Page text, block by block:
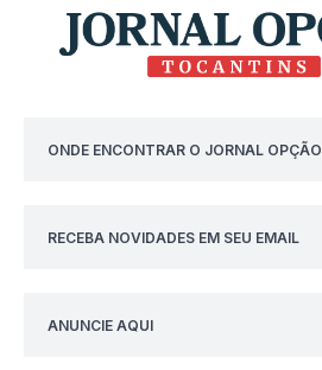
ONDE ENCONTRAR O JORNAL OPÇÃO
RECEBA NOVIDADES EM SEU EMAIL
ANUNCIE AQUI